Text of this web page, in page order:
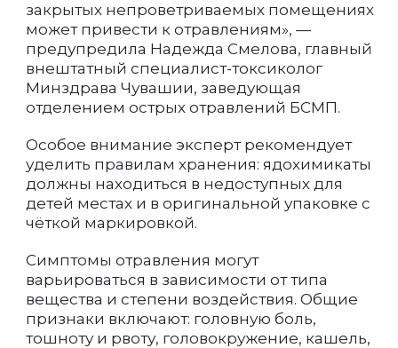
закрытых непроветриваемых помещениях
может привести к отравлениям», —
предупредила Надежда Смелова, главный
внештатный специалист-токсиколог
Минздрава Чувашии, заведующая
отделением острых отравлений БСМП.
Особое внимание эксперт рекомендует
уделить правилам хранения: ядохимикаты
должны находиться в недоступных для
детей местах и в оригинальной упаковке с
чёткой маркировкой.
Симптомы отравления могут
варьироваться в зависимости от типа
вещества и степени воздействия. Общие
признаки включают: головную боль,
тошноту и рвоту, головокружение, кашель,